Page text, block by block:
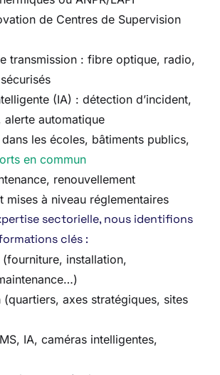
de Centres de Supervision
transmission : fibre optique, radio,
(IA) : détection d’incident,
automatique
les écoles, bâtiments publics,
en commun
renouvellement
mises à niveau réglementaires
sectorielle, nous identifions
clés :
installation,
(quartiers, axes stratégiques, sites
IA, caméras intelligentes,